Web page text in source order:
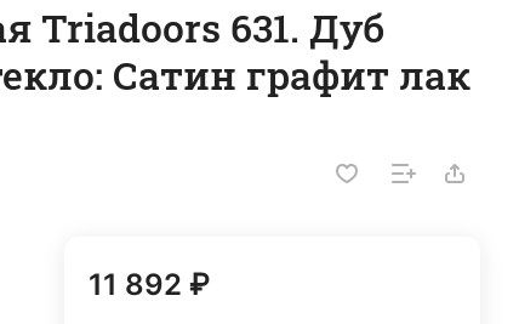
Triadoors 631. Дуб
Сатин графит лак
11 892 ₽